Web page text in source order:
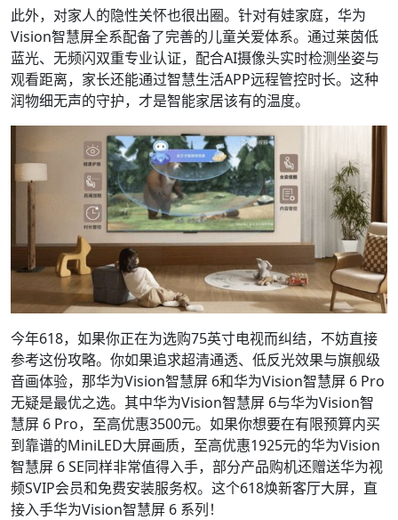
此外，对家人的隐性关怀也很出圈。针对有娃家庭，华为
Vision智慧屏全系配备了完善的儿童关爱体系。通过莱茵低
蓝光、无频闪双重专业认证，配合AI摄像头实时检测坐姿与
观看距离，家长还能通过智慧生活APP远程管控时长。这种
润物细无声的守护，才是智能家居该有的温度。
今年618，如果你正在为选购75英寸电视而纠结，不妨直接
参考这份攻略。你如果追求超清通透、低反光效果与旗舰级
音画体验，那华为Vision智慧屏 6和华为Vision智慧屏 6 Pro
无疑是最优之选。其中华为Vision智慧屏 6与华为Vision智
慧屏 6 Pro，至高优惠3500元。如果你想要在有限预算内买
到靠谱的MiniLED大屏画质，至高优惠1925元的华为Vision
智慧屏 6 SE同样非常值得入手，部分产品购机还赠送华为视
频SVIP会员和免费安装服务权。这个618焕新客厅大屏，直
接入手华为Vision智慧屏 6 系列！